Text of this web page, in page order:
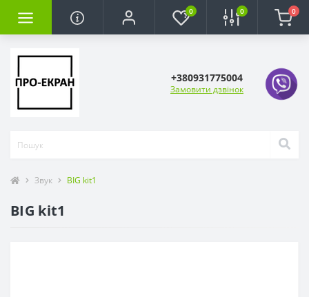
0 0 0
+380931775004
Замовити дзвінок
Звук BIG kit1
BIG kit1